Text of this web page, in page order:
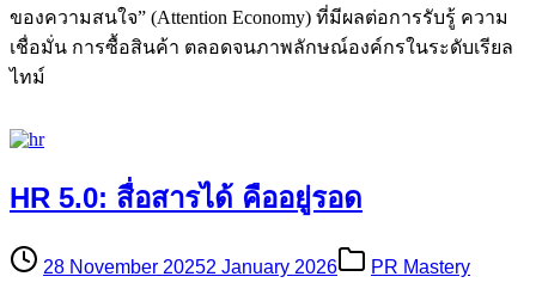
ของความสนใจ” (Attention Economy) ที่มีผลต่อการรับรู้ ความ
เชื่อมั่น การซื้อสินค้า ตลอดจนภาพลักษณ์องค์กรในระดับเรียล
ไทม์
HR 5.0: สื่อสารได้ คืออยู่รอด
28 November 20252 January 2026 PR Mastery